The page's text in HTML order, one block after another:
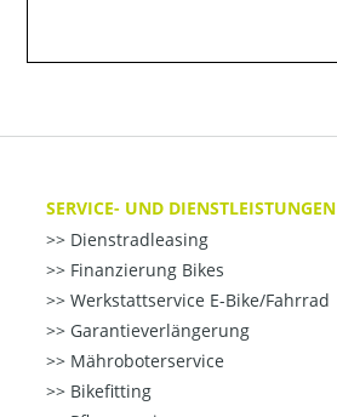
SERVICE- UND DIENSTLEISTUNGEN
Dienstradleasing
Finanzierung Bikes
Werkstattservice E-Bike/Fahrrad
Garantieverlängerung
Mähroboterservice
Bikefitting